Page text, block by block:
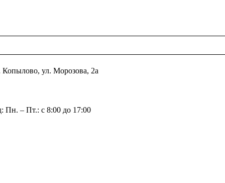
Копылово, ул. Морозова, 2а
Пн. – Пт.: с 8:00 до 17:00